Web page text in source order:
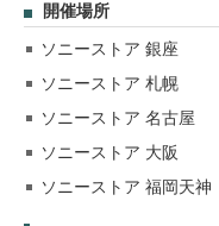
開催場所
ソニーストア 銀座
ソニーストア 札幌
ソニーストア 名古屋
ソニーストア 大阪
ソニーストア 福岡天神